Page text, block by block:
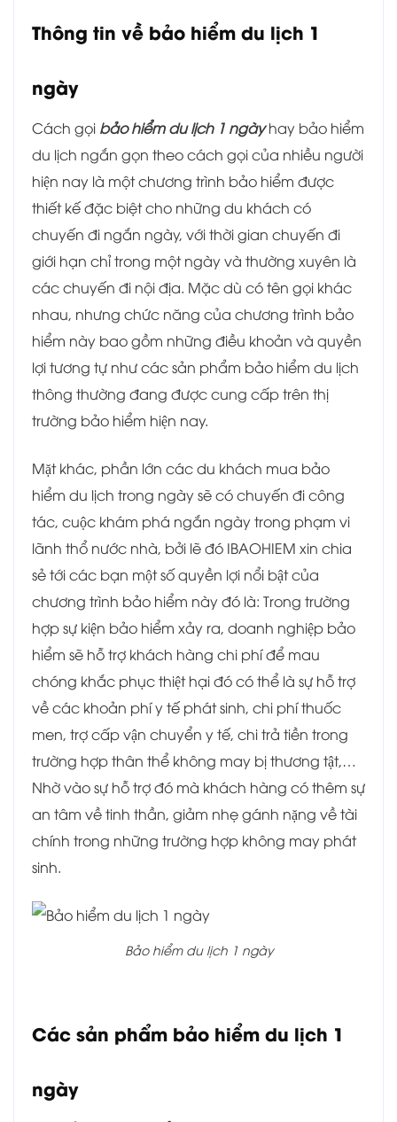
Thông tin về bảo hiểm du lịch 1
ngày
Cách gọi bảo hiểm du lịch 1 ngàyhay bảo hiểm
du lịch ngắn gọn theo cách gọi của nhiều người
hiện nay là một chương trình bảo hiểm được
thiết kế đặc biệt cho những du khách có
chuyến đi ngắn ngày, với thời gian chuyến đi
giới hạn chỉ trong một ngày và thường xuyên là
các chuyến đi nội địa. Mặc dù có tên gọi khác
nhau, nhưng chức năng của chương trình bảo
hiểm này bao gồm những điều khoản và quyền
lợi tương tự như các sản phẩm bảo hiểm du lịch
thông thường đang được cung cấp trên thị
trường bảo hiểm hiện nay.
Mặt khác, phần lớn các du khách mua bảo
hiểm du lịch trong ngày sẽ có chuyến đi công
tác, cuộc khám phá ngắn ngày trong phạm vi
lãnh thổ nước nhà, bởi lẽ đó IBAOHIEM xin chia
sẻ tới các bạn một số quyền lợi nổi bật của
chương trình bảo hiểm này đó là: Trong trường
hợp sự kiện bảo hiểm xảy ra, doanh nghiệp bảo
hiểm sẽ hỗ trợ khách hàng chi phí để mau
chóng khắc phục thiệt hại đó có thể là sự hỗ trợ
về các khoản phí y tế phát sinh, chi phí thuốc
men, trợ cấp vận chuyển y tế, chi trả tiền trong
trường hợp thân thể không may bị thương tật,…
Nhờ vào sự hỗ trợ đó mà khách hàng có thêm sự
an tâm về tinh thần, giảm nhẹ gánh nặng về tài
chính trong những trường hợp không may phát
sinh.
Bảo hiểm du lịch 1 ngày
Các sản phẩm bảo hiểm du lịch 1
ngày